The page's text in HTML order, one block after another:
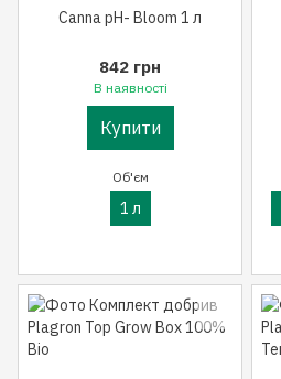
Canna pH- Bloom 1 л
842 грн
В наявності
Купити
Об'єм
1 л